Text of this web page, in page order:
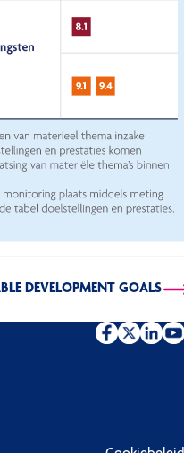
DEVELOPMENT GOALS